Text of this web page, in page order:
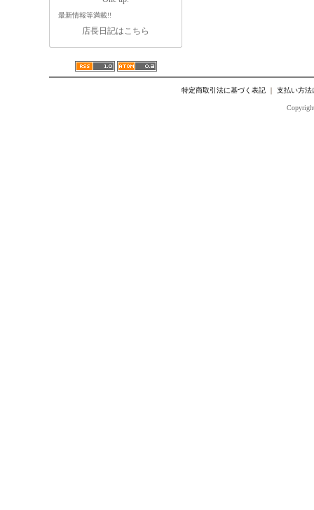
最新情報等満載!!
店長日記はこちら
特定商取引法に基づく表記｜ 支払い方法